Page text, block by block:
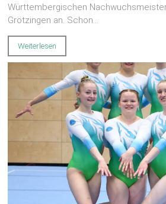
Württembergischen
Grötzingen an. Schon...
Weiterlesen